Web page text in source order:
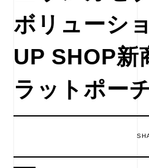
ボリューシ
UP SHOP新
ラットポー